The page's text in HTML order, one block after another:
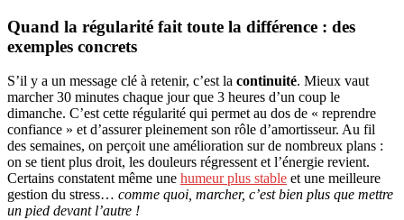
Quand la régularité fait toute la différence : des
exemples concrets
S’il y a un message clé à retenir, c’est la continuité. Mieux vaut
marcher 30 minutes chaque jour que 3 heures d’un coup le
dimanche. C’est cette régularité qui permet au dos de « reprendre
confiance » et d’assurer pleinement son rôle d’amortisseur. Au fil
des semaines, on perçoit une amélioration sur de nombreux plans :
on se tient plus droit, les douleurs régressent et l’énergie revient.
Certains constatent même une humeur plus stable et une meilleure
gestion du stress… comme quoi, marcher, c’est bien plus que mettre
un pied devant l’autre !